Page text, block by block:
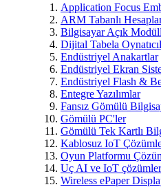
Application Focus
ARM Tabanlı
Bilgisayar Açık
Dijital Tabela
Endüstriyel Anakartlar
Endüstriyel Ekran
Endüstriyel Flash &
Entegre Yazılımlar
Fansız Gömülü
Gömülü PC'ler
Gömülü Tek Kartlı
Kablosuz IoT
Oyun Platformu
Uç AI ve IoT
Wireless ePaper